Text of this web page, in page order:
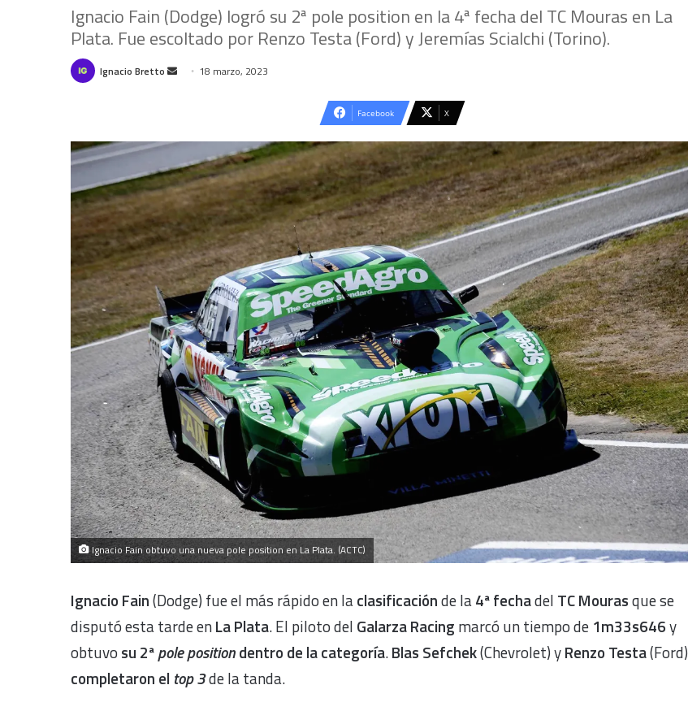
Ignacio Fain (Dodge) logró su 2ª pole position en la 4ª fecha del TC Mouras en La
Plata. Fue escoltado por Renzo Testa (Ford) y Jeremías Scialchi (Torino).
Ignacio Bretto
Send 18 marzo, 2023
Facebook X
Ignacio Fain obtuvo una nueva pole position en La Plata. (ACTC)
Ignacio Fain(Dodge) fue el más rápido en laclasificaciónde la4ª fechadel TC Mourasque se
disputó esta tarde enLa Plata. El piloto del Galarza Racing marcó un tiempo de 1m33s646y
obtuvo su 2ªpole positiondentro de la categoría.Blas Sefchek(Chevrolet) yRenzo Testa(Ford)
completaron el top 3de la tanda.